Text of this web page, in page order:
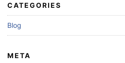
CATEGORIES
Blog
META